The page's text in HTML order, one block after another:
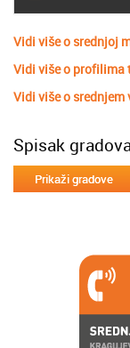
Vidi više o srednjoj
Vidi više o profilima
Vidi više o srednjem
Spisak